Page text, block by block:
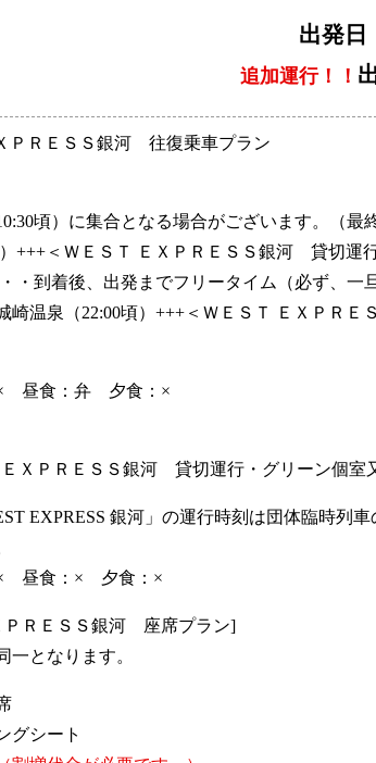
出発日
追加運行！！
ＰＲＥＳＳ銀河 往復乗車プラン
頃）に集合となる場合がございます。（最
+++＜ＷＥＳＴ ＥＸＰＲＥＳＳ銀河 貸切運
・・到着後、出発までフリータイム（必ず、一
崎温泉（22:00頃）+++＜ＷＥＳＴ ＥＸＰＲ
昼食：弁 夕食：×
ＸＰＲＥＳＳ銀河 貸切運行・グリーン個室
EXPRESS 銀河」の運行時刻は団体臨時列
昼食：× 夕食：×
ＰＲＥＳＳ銀河 座席プラン]
となります。
グシート